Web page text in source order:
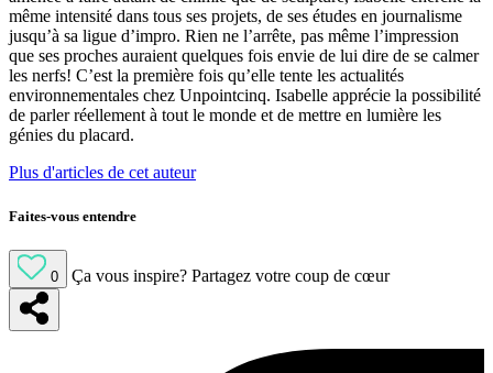
même intensité dans tous ses projets, de ses études en journalisme
jusqu’à sa ligue d’impro. Rien ne l’arrête, pas même l’impression
que ses proches auraient quelques fois envie de lui dire de se calmer
les nerfs! C’est la première fois qu’elle tente les actualités
environnementales chez Unpointcinq. Isabelle apprécie la possibilité
de parler réellement à tout le monde et de mettre en lumière les
génies du placard.
Plus d'articles de cet auteur
Faites-vous entendre
0 Ça vous inspire? Partagez votre coup de cœur